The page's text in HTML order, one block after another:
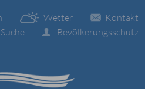
Kontakt
Wetter
Bevölkerungsschutz
Suche